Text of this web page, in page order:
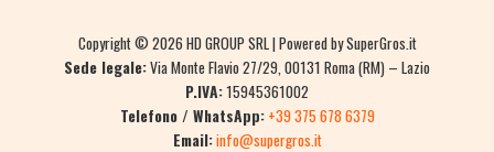
Copyright © 2026 HD GROUP SRL | Powered by SuperGros.it
Sede legale:Via Monte Flavio 27/29, 00131 Roma (RM) – Lazio
P.IVA:15945361002
Telefono / WhatsApp: +39 375 678 6379
Email:info@supergros.it